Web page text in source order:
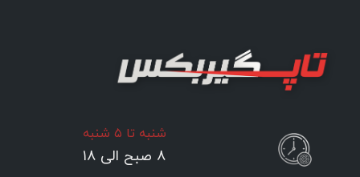
شنبه تا ۵ شنبه
۸ صبح الی ۱۸